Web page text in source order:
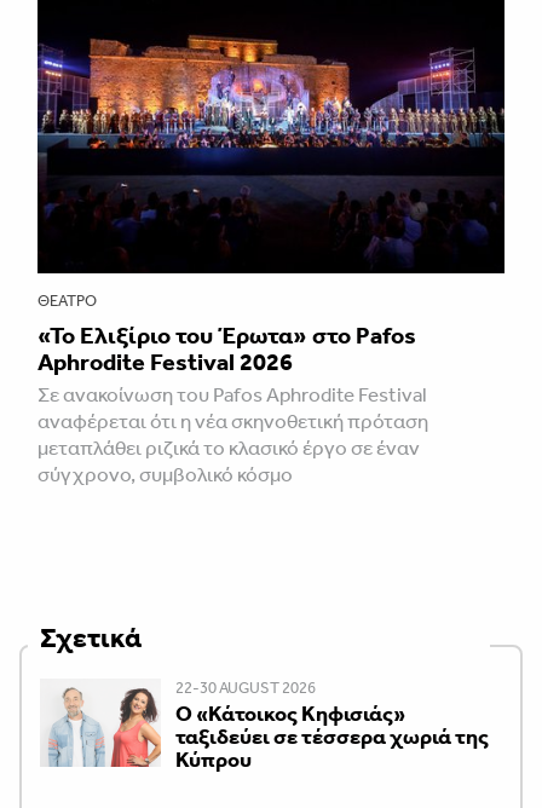
ΘΈΑΤΡΟ
«Το Ελιξίριο του Έρωτα» στο Pafos
Aphrodite Festival 2026
Σε ανακοίνωση του Pafos Aphrodite Festival
αναφέρεται ότι η νέα σκηνοθετική πρόταση
μεταπλάθει ριζικά το κλασικό έργο σε έναν
σύγχρονο, συμβολικό κόσμο
Σχετικά
22-30 AUGUST 2026
Ο «Κάτοικος Κηφισιάς»
ταξιδεύει σε τέσσερα χωριά της
Κύπρου